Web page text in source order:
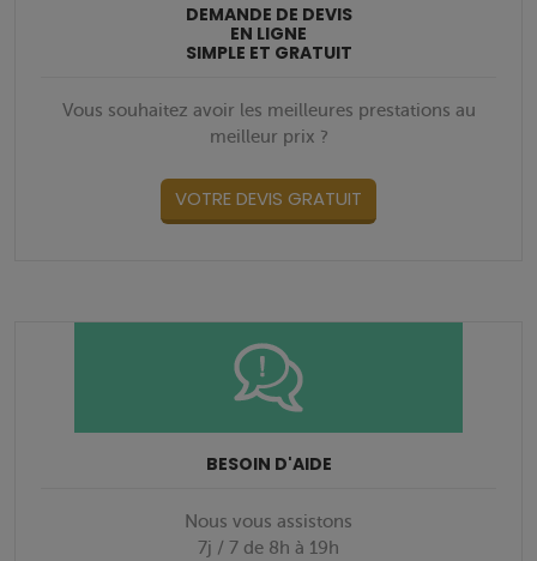
DEMANDE DE DEVIS
EN LIGNE
SIMPLE ET GRATUIT
Vous souhaitez avoir les meilleures prestations au
meilleur prix ?
VOTRE DEVIS GRATUIT
BESOIN D'AIDE
Nous vous assistons
7j / 7 de 8h à 19h